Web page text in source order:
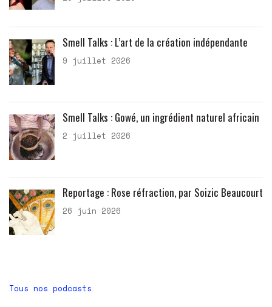
Smell Talks : L’art de la création indépendante
9 juillet 2026
Smell Talks : Gowé, un ingrédient naturel africain
2 juillet 2026
Reportage : Rose réfraction, par Soizic Beaucourt
26 juin 2026
Tous nos podcasts